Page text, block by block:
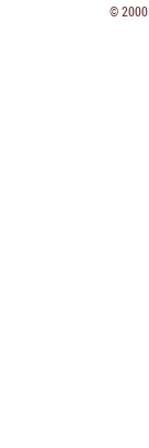
©